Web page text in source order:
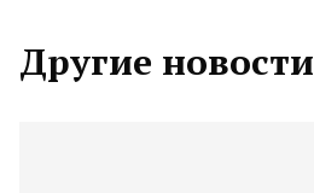
Другие новости